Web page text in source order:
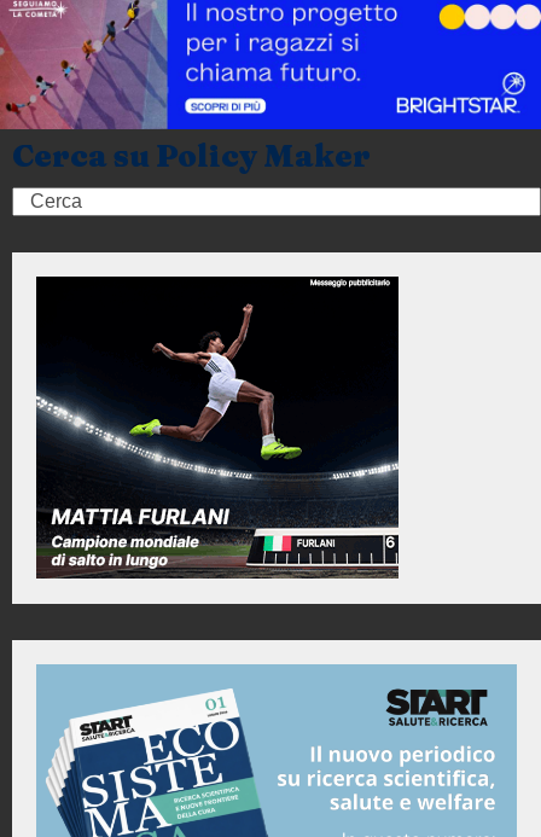
Cerca su Policy Maker
Search